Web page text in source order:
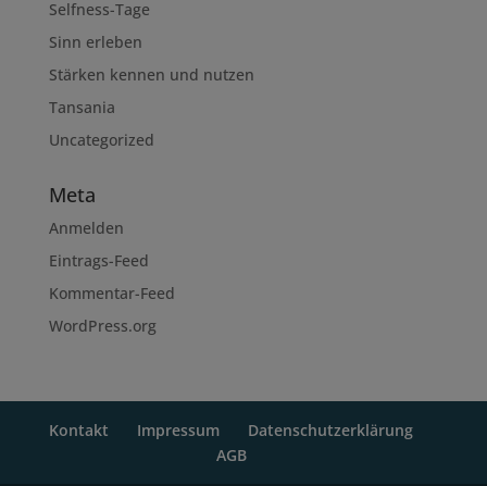
Selfness-Tage
Sinn erleben
Stärken kennen und nutzen
Tansania
Uncategorized
Meta
Anmelden
Eintrags-Feed
Kommentar-Feed
WordPress.org
Kontakt Impressum
Datenschutzerklärung
AGB